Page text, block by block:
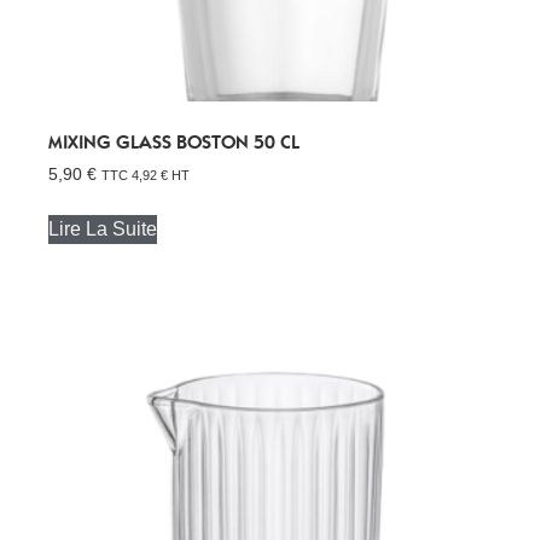
MIXING GLASS BOSTON 50 CL
5,90 € TTC 4,92 € HT
Lire La Suite